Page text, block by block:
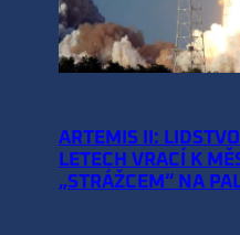
ARTEMIS II: LIDSTVO
LETECH VRACÍ K
„STRÁŽCEM“ NA